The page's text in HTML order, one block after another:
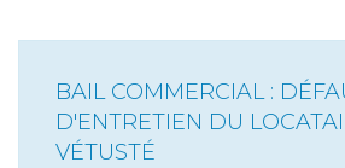
BAIL COMMERCIAL :
D'ENTRETIEN DU
VÉTUSTÉ